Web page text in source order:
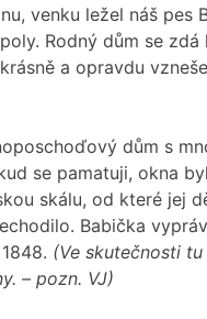
venku ležel náš pes
Rodný dům se
a opravdu
dům s
se pamatuji, okna
skálu, od které jej
Babička
(Ve skutečnosti
– pozn. VJ)